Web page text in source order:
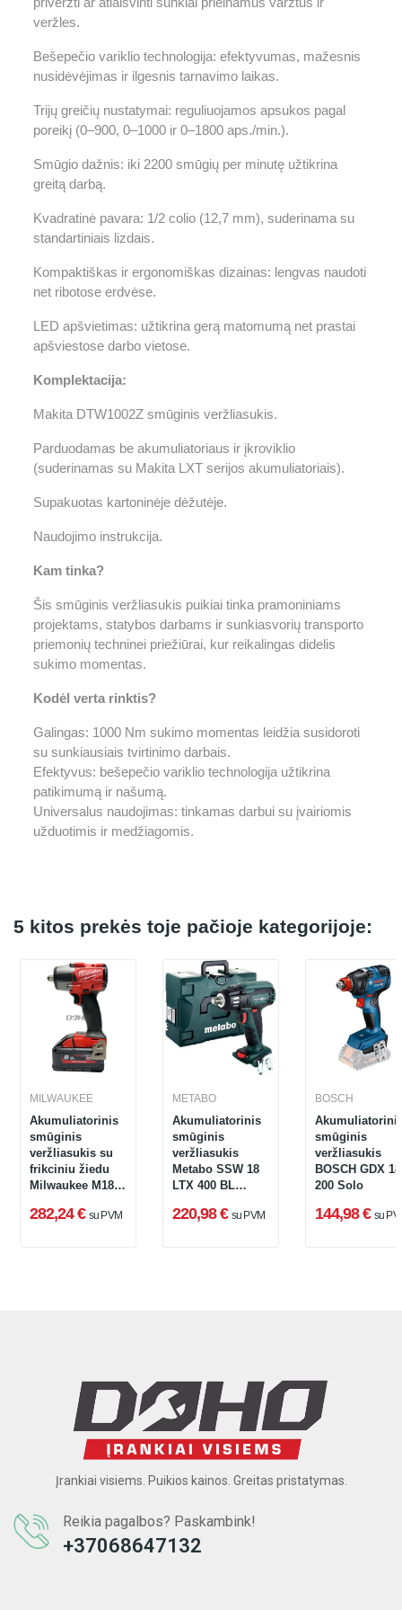
veržles.
Bešepečio variklio technologija: efektyvumas, mažesnis
nusidėvėjimas ir ilgesnis tarnavimo laikas.
Trijų greičių nustatymai: reguliuojamos apsukos pagal
poreikį (0–900, 0–1000 ir 0–1800 aps./min.).
Smūgio dažnis: iki 2200 smūgių per minutę užtikrina
greitą darbą.
Kvadratinė pavara: 1/2 colio (12,7 mm), suderinama su
standartiniais lizdais.
Kompaktiškas ir ergonomiškas dizainas: lengvas naudoti
net ribotose erdvėse.
LED apšvietimas: užtikrina gerą matomumą net prastai
apšviestose darbo vietose.
Komplektacija:
Makita DTW1002Z smūginis veržliasukis.
Parduodamas be akumuliatoriaus ir įkroviklio
(suderinamas su Makita LXT serijos akumuliatoriais).
Supakuotas kartoninėje dėžutėje.
Naudojimo instrukcija.
Kam tinka?
Šis smūginis veržliasukis puikiai tinka pramoniniams
projektams, statybos darbams ir sunkiasvorių transporto
priemonių techninei priežiūrai, kur reikalingas didelis
sukimo momentas.
Kodėl verta rinktis?
Galingas: 1000 Nm sukimo momentas leidžia susidoroti
su sunkiausiais tvirtinimo darbais.
Efektyvus: bešepečio variklio technologija užtikrina
patikimumą ir našumą.
Universalus naudojimas: tinkamas darbui su įvairiomis
užduotimis ir medžiagomis.
5 kitos prekės toje pačioje kategorijoje:
MILWAUKEE
Akumuliatorinis
smūginis
veržliasukis su
frikciniu žiedu
Milwaukee M18
18 V, 881 Nm,
282,24 € su PVM
METABO
Akumuliatorinis
smūginis
veržliasukis
Metabo SSW 18
LTX 400 BL
+ lagaminas
220,98 € su PVM
BOSCH
smūginis
veržliasukis
BOSCH GDX
200 Solo
144,98 € su
Įrankiai visiems. Puikios kainos. Greitas pristatymas.
Reikia pagalbos? Paskambink!
+37068647132